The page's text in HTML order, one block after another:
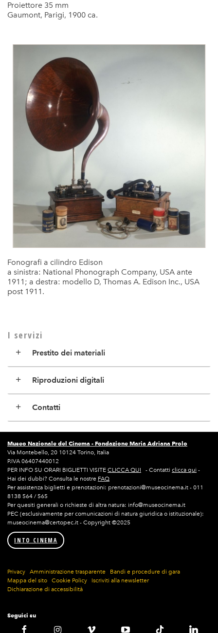
Proiettore 35 mm
Gaumont, Parigi, 1900 ca.
Fonografi a cilindro Edison
a sinistra: National Phonograph Company, USA ante
1911; a destra: modello D, Thomas A. Edison Inc., USA
post 1911.
I servizi
Prestito dei materiali
Riproduzioni digitali
Contatti
Museo Nazionale del Cinema - Fondazione Maria Adriana Prolo
Via Montebello, 20 10124 Torino, Italia
P.IVA 06407440012
PER INFO SU ORARI BIGLIETTI VISITE CLICCA QUI - Contatti clicca qui -
Hai dei dubbi? Consulta le nostre FAQ
Per assistenza biglietti e prenotazioni: prenotazioni@museocinema.it - 011
8138 564 / 565
Per quesiti generali o richieste di altra natura: info@museocinema.it
PEC (esclusivamente per comunicazioni di natura giuridica o istituzionale):
museocinema@certopec.it - Copyright ©2025
INTO CINEMA
Privacy Amministrazione trasparente
Bandi e procedure di gara
Mappa del sito
Cookie Policy
Iscriviti alla newsletter
Dichiarazione di accessibilità
Seguici su